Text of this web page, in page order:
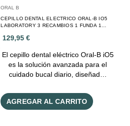
ORAL B
CEPILLO DENTAL ELECTRICO ORAL-B IO5
LABORATORY 3 RECAMBIOS 1 FUNDA 1
129,95 €
El cepillo dental eléctrico Oral-B iO5
es la solución avanzada para el
cuidado bucal diario, diseñad…
AGREGAR AL CARRITO